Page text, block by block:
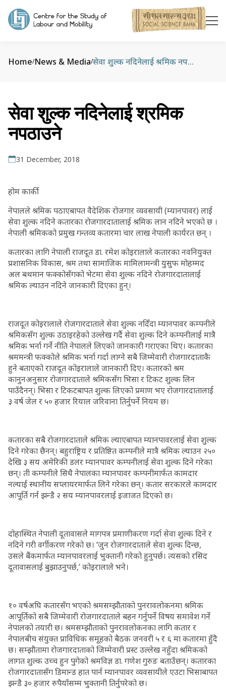
Home/News & Media/ सेवा शुल्क नदिनेलाई श्रमिक नपठाउने
सेवा शुल्क नदिनेलाई श्रमिक
नपठाउने
31 December, 2018
होम कार्की
नेपालले श्रमिक पठाएबापत वैदेशिक रोजगार व्यवसायी (म्यानपावर) लाई
सेवा शुल्क नदिने कतारका रोजगारदातालाई श्रमिक लान नदिने भएको छ ।
नेपाली श्रमिकको प्रमुख गन्तव्य कतारमा चार लाख नेपाली कार्यरत छन् ।
कतारका लागि नेपाली राजदूत डा. रमेश कोइरालाले कतारका नवनियुक्त
प्रशासनिक विकास, श्रम तथा सामाजिक मामिलामन्त्री युसुफ मोहम्मद
अल बथमान फक्कोसँगको भेटमा सेवा शुल्क नदिने रोजगारदातालाई
श्रमिक ल्याउन नदिने जानकारी दिएका हुन्।
राजदूत कोइरालाले रोजगारदाताले सेवा शुल्क नदिँदा म्यानपावर कम्पनीले
श्रमिकसँग शुल्क उठाइरहेको उल्लेख गर्दै सेवा शुल्क दिने कम्पनीलाई मात्रै
श्रमिक भर्ना गर्ने नीति नेपालले लिएको जानकारी गराएका थिए। कतारका
श्रममन्त्री फक्कोले श्रमिक भर्ना गर्दा लाग्ने सबै जिम्मेवारी रोजगारदाताकै
हुने बताएको राजदूत कोइरालाले जानकारी दिए। कतारको श्रम
कानुनअनुसार रोजगारदाताले श्रमिकसँग भिसा र टिकट शुल्क लिन
पाउँदैनन्। भिसा र टिकटबापत शुल्क लिएको प्रमाण भए रोजगारदातालाई
३ वर्ष जेल र ५० हजार रियाल जरिवाना तिर्नुपर्ने नियम छ।
कतारका सबै रोजगारदाताले श्रमिक ल्याएबापत म्यानपावरलाई सेवा शुल्क
दिने गरेका छैनन्। बहुराष्ट्रिय र प्रतिष्ठित कम्पनीले मात्रै श्रमिक ल्याउन २५०
देखि ३ सय अमेरिकी डलर म्यानपावर कम्पनीलाई सेवा शुल्क दिने गरेका
छन्। ती कम्पनीले सिधै नेपालका म्यानपावर कम्पनीमार्फत कामदार
नल्याई स्थानीय सप्लायरमार्फत लिने गरेका छन्। कतार सरकारले कामदार
आपूर्ति गर्न झन्डै २ सय म्यानपावरलाई इजाजत दिएको छ।
दोहास्थित नेपाली दूतावासले मागपत्र प्रमाणीकरण गर्दा सेवा शुल्क दिने र
नदिने गरी वर्गीकरण गरेको छ। ‘जुन रोजगारदाताले सेवा शुल्क दिन्छ,
उसले बैंकमार्फत म्यानपावरलाई भुक्तानी गरेको हुनुपर्छ। त्यसको रसिद
दूतावासलाई बुझाउनुपर्छ,’ कोइरालाले भने।
१० वर्षअघि कतारसँग भएको श्रमसम्झौताको पुनरावलोकनमा श्रमिक
आपूर्तिको सबै जिम्मेवारी रोजगारदाताले बहन गर्नुपर्ने विषय समावेश गर्ने
नेपालको तयारी छ। श्रमसम्झौताको पुनरावलोकनका लागि कतार र
नेपालबीच संयुक्त प्राविधिक समूहको बैठक जनवरी ५ र ६ मा कतारमा हुँदै
छ। सम्झौतामा रोजगारदाताको जिम्मेवारी प्रस्ट उल्लेख नहुँदा श्रमिकको
लागत शुल्क उच्च हुन पुगेको श्रमविज्ञ डा. गणेश गुरुङ बताउँछन्। कतारका
रोजगारदातासँग डिमान्ड हात पार्न म्यानपावर व्यवसायीले एउटा भिसाबापत
झन्डै ३० हजार रुपैयाँसम्म भुक्तानी तिर्नुपरेको छ।